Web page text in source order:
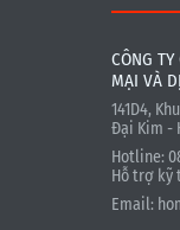
CÔNG
MẠI VÀ
141D4,
Đại Kim -
Hotline:
Hỗ trợ kỹ
Email: